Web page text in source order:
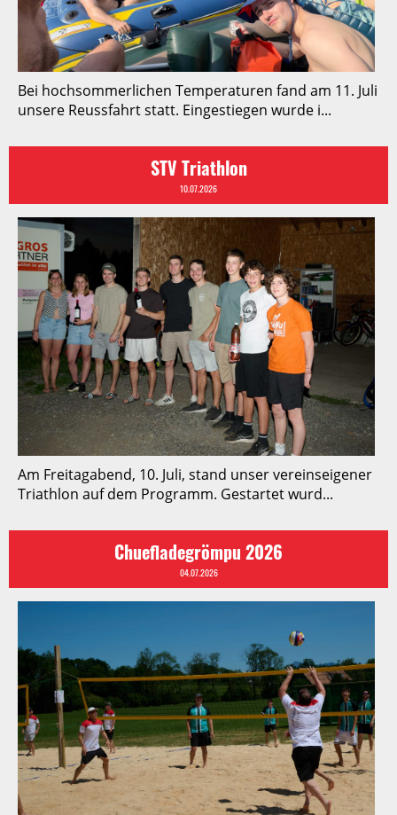
Bei hochsommerlichen Temperaturen fand am 11. Juli
unsere Reussfahrt statt. Eingestiegen wurde i...
STV Triathlon
10.07.2026
Am Freitagabend, 10. Juli, stand unser vereinseigener
Triathlon auf dem Programm. Gestartet wurd...
Chuefladegrömpu 2026
04.07.2026